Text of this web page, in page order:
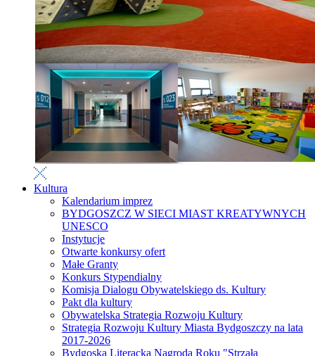
Kultura
Kalendarium imprez
BYDGOSZCZ W SIECI MIAST KREATYWNYCH
UNESCO
Instytucje
Otwarte konkursy ofert
Małe Granty
Konkurs Stypendialny
Komisja Dialogu Obywatelskiego ds. Kultury
Pakt dla kultury
Obywatelska Strategia Rozwoju Kultury
Strategia Rozwoju Kultury Miasta Bydgoszczy na lata
2017-2026
Bydgoska Literacka Nagroda Roku "Strzała